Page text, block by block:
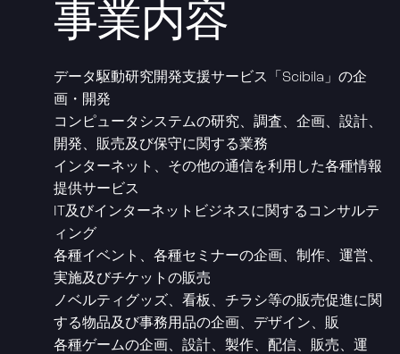
事業内容
データ駆動研究開発支援サービス「Scibila」の企
画・開発
コンピュータシステムの研究、調査、企画、設計、
開発、販売及び保守に関する業務
インターネット、その他の通信を利用した各種情報
提供サービス
IT及びインターネットビジネスに関するコンサルテ
ィング
各種イベント、各種セミナーの企画、制作、運営、
実施及びチケットの販売
ノベルティグッズ、看板、チラシ等の販売促進に関
する物品及び事務用品の企画、デザイン、販
各種ゲームの企画、設計、製作、配信、販売、運